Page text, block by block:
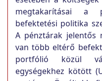
megtakarításai a
befektetési politika
A pénztárak jelentős
van több eltérő
portfólió közül
egységekhez kötött